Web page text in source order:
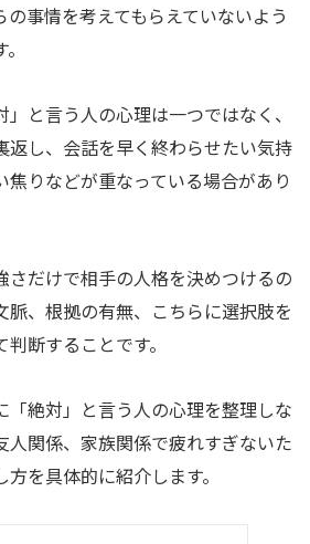
の事情を考えてもらえていないよう
と言う人の心理は一つではなく、
返し、会話を早く終わらせたい気持
焦りなどが重なっている場合があり
さだけで相手の人格を決めつけるの
脈、根拠の有無、こちらに選択肢を
断することです。
「絶対」と言う人の心理を整理しな
人関係、家族関係で疲れすぎないた
を具体的に紹介します。